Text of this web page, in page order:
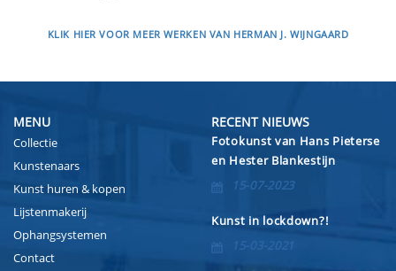
KLIK HIER VOOR MEER WERKEN VAN HERMAN J. WIJNGAARD
MENU
Collectie
Kunstenaars
Kunst huren & kopen
Lijstenmakerij
Ophangsystemen
Contact
RECENT NIEUWS
Fotokunst van Hans Pieterse
en Hester Blankestijn
15-07-2023
Kunst in lockdown?!
15-03-2021